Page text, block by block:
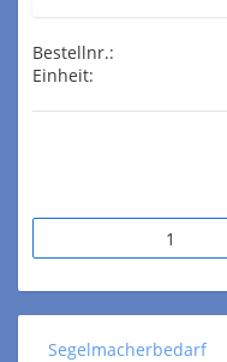
Bestellnr.:
Einheit:
Segelmacherbedarf